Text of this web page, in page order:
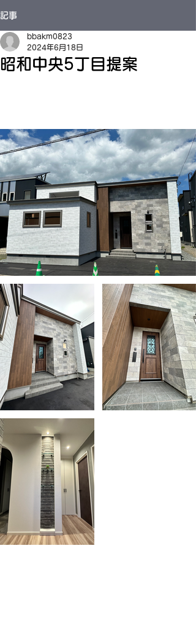
記事
昭和中央5丁目提案
bbakm0823
2024年6月18日